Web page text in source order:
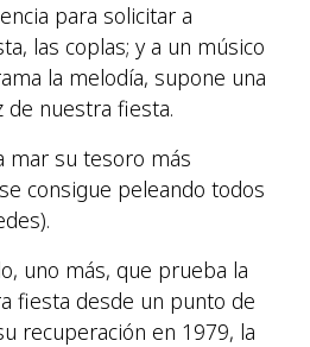
para solicitar a
las coplas; y a un músico
la melodía, supone una
nuestra fiesta.
mar su tesoro más
consigue peleando todos
uno más, que prueba la
fiesta desde un punto de
recuperación en 1979, la